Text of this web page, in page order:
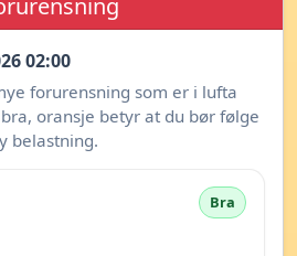
02:00
forurensning som er i lufta
oransje betyr at du bør følge
belastning.
Bra